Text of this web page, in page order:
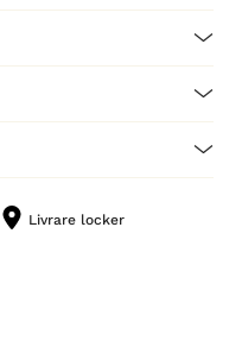
Livrare locker